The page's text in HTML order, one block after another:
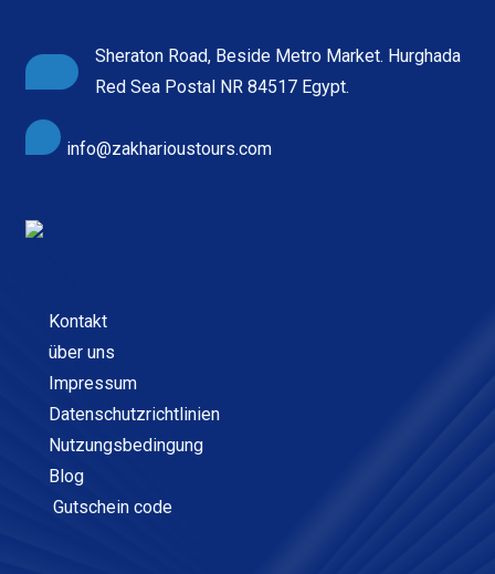
Sheraton Road, Beside Metro Market. Hurghada
Red Sea Postal NR 84517 Egypt.
info@zakharioustours.com
Kontakt
über uns
Impressum
Datenschutzrichtlinien
Nutzungsbedingung
Blog
Gutschein code